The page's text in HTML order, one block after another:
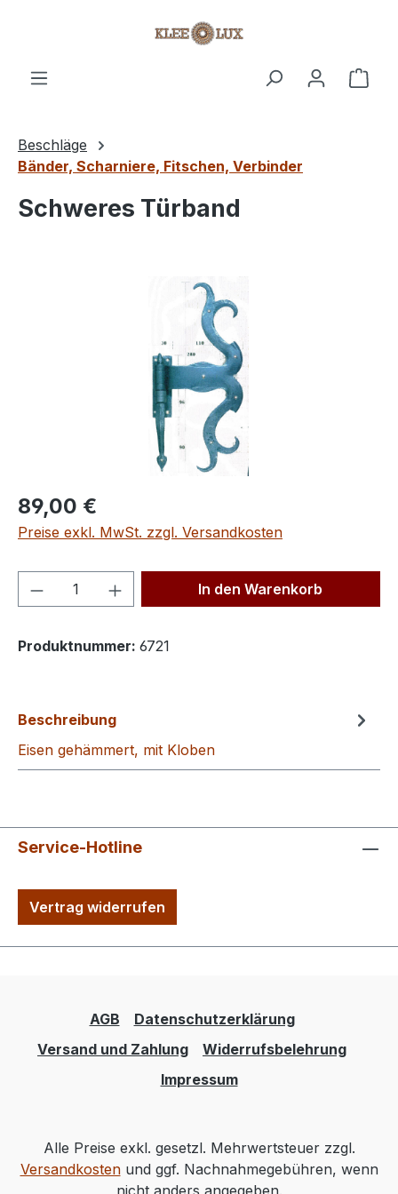
Beschläge
Bänder, Scharniere, Fitschen, Verbinder
Schweres Türband
Regulärer Preis:
89,00 €
Preise exkl. MwSt. zzgl. Versandkosten
Produkt Anzahl: Gib denIn den Warenkorb
Produktnummer: 6721
Beschreibung
Eisen gehämmert, mit Kloben
Service-Hotline
Vertrag widerrufen
AGB
Datenschutzerklärung
Versand und Zahlung
Widerrufsbelehrung
Impressum
Alle Preise exkl. gesetzl. Mehrwertsteuer zzgl.
Versandkostenund ggf. Nachnahmegebühren, wenn